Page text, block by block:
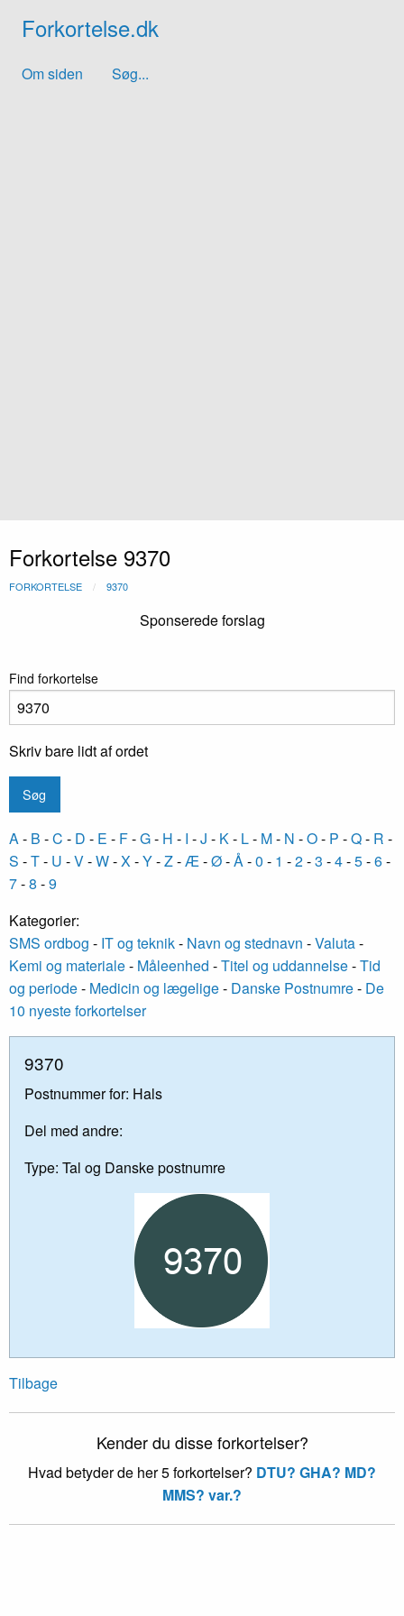
Forkortelse.dk
Om siden Søg...
Forkortelse 9370
FORKORTELSE 9370
Sponserede forslag
Find forkortelse
Skriv bare lidt af ordet
A- B -C - D - E - F-G- H - I -J - K- L- M- N -O- P -Q- R -
S -T- U -V-W-X-Y-Z-Æ-Ø-Å-0 - 1 -2-3 -4-5-6-
7-8 -9
Kategorier:
SMS ordbog - IT og teknik- Navn og stednavn -Valuta-
Kemi og materiale- Måleenhed -Titel og uddannelse-Tid
og periode- Medicin og lægelige- Danske Postnumre- De
10 nyeste forkortelser
9370
Postnummer for: Hals
Del med andre:
Type: Tal og Danske postnumre
Tilbage
Kender du disse forkortelser?
Hvad betyder de her 5 forkortelser? DTU? GHA? MD?
MMS? var.?